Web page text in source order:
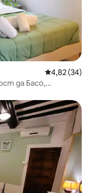
Средна
4,82 (34)
да Басо,...